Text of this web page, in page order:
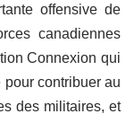
offensive de
canadiennes
Connexion qui
pour contribuer au
des militaires, et